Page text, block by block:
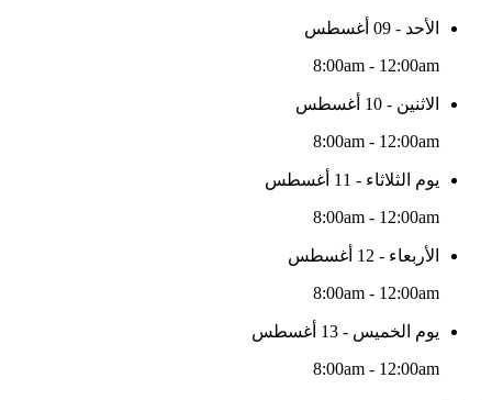
الأحد - 09 أغسطس
8:00am - 12:00am
الاثنين - 10 أغسطس
8:00am - 12:00am
يوم الثلاثاء - 11 أغسطس
8:00am - 12:00am
الأربعاء - 12 أغسطس
8:00am - 12:00am
يوم الخميس - 13 أغسطس
8:00am - 12:00am